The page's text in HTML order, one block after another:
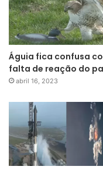
Águia fica confusa
falta de reação do
abril 16, 2023